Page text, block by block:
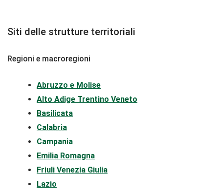
Siti delle strutture territoriali
Regioni e macroregioni
Abruzzo e Molise
Alto Adige Trentino Veneto
Basilicata
Calabria
Campania
Emilia Romagna
Friuli Venezia Giulia
Lazio